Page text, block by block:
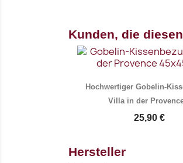
Kunden, die
Hochwertiger Gobelin-
Villa in der
25,90 €
Hersteller